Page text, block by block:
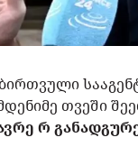
თვეში
რ